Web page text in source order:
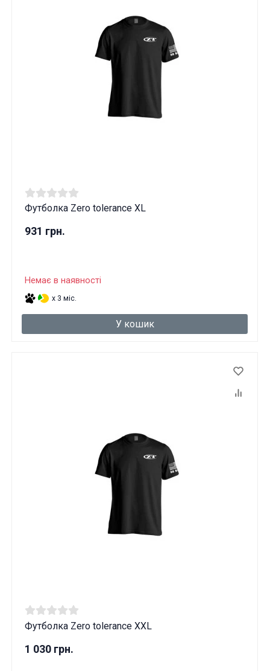
Футболка Zero tolerance XL
931 грн.
Немає в наявності
x 3 міс.
У кошик
Футболка Zero tolerance XXL
1 030 грн.